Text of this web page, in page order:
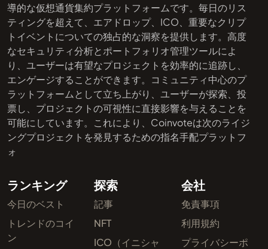
導的な仮想通貨集約プラットフォームです。毎日のリス
ティングを超えて、エアドロップ、ICO、重要なクリプ
トイベントについての独占的な洞察を提供します。高度
なセキュリティ分析とポートフォリオ管理ツールによ
り、ユーザーは有望なプロジェクトを効率的に追跡し、
エンゲージすることができます。コミュニティ中心のプ
ラットフォームとして立ち上がり、ユーザーが探索、投
票し、プロジェクトの可視性に直接影響を与えることを
可能にしています。これにより、Coinvoteは次のライジ
ングプロジェクトを発見するための指名手配プラットフ
ォ
ランキング
今日のベスト
トレンドのコイ
ン
探索
記事
NFT
ICO（イニシャ
会社
免責事項
利用規約
プライバシーポ